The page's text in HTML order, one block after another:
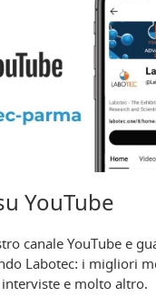
YouTube
canale YouTube e
Labotec: i migliori
e molto altro.